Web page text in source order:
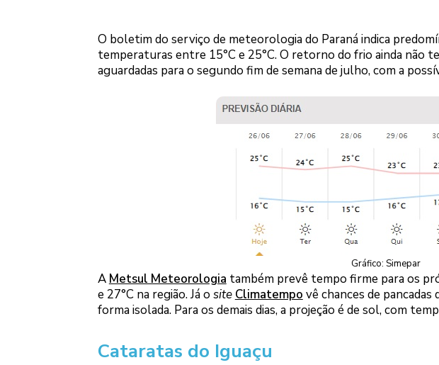
O boletim do serviço de meteorologia do Paraná indica
temperaturas entre 15°C e 25°C. O retorno do frio ainda não
aguardadas para o segundo fim de semana de julho, com a
Gráfico: Simepar
A Metsul Meteorologia também prevê tempo firme para os
e 27°C na região. Já o site Climatempo vê chances de
forma isolada. Para os demais dias, a projeção é de sol, com
Cataratas do Iguaçu